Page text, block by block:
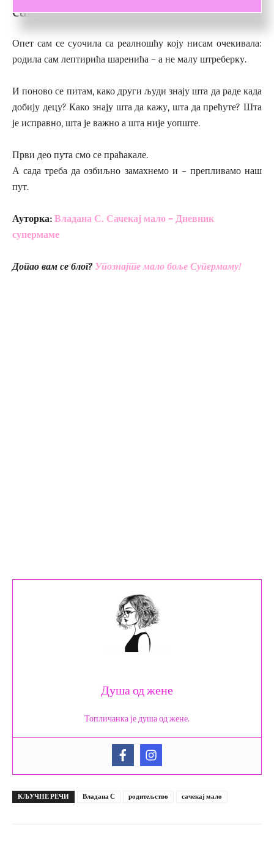
савршенству и лакоћи постојања
Опет сам се суочила са реалношћу коју нисам очекивала:
родила сам лептирића шаренића – а не малу штреберку.
И поново се питам, како други људи знају шта да раде када
добију децу? Како знају шта да кажу, шта да прећуте? Шта
је исправно, шта је важно а шта није уопште.
Први део пута смо се праћакале.
А сада треба да озбиљно замахнемо и – препливамо наш
пут.
Ауторка: Владана С. Сачекај мало – Дневник
супермаме
Допао вам се блог? Упознајте мало боље Супермаму!
Душа од жене
Топличанка је душа од жене.
КЉУЧНЕ РЕЧИ Владана С родитељство сачекај мало